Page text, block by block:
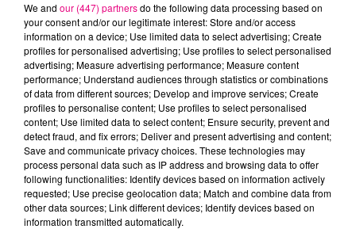
Toulouse : circulation perturbée dans le
secteur François Verdier...
We and our (447) partnersdo the following data processing based on
your consent and/or our legitimate interest: Store and/or access
information on a device; Use limited data to select advertising; Create
profiles for personalised advertising; Use profiles to select personalised
advertising; Measure advertising performance; Measure content
performance; Understand audiences through statistics or combinations
of data from different sources; Develop and improve services; Create
profiles to personalise content; Use profiles to select personalised
content; Use limited data to select content; Ensure security, prevent and
detect fraud, and fix errors; Deliver and present advertising and content;
Save and communicate privacy choices. These technologies may
process personal data such as IP address and browsing data to offer
following functionalities: Identify devices based on information actively
requested; Use precise geolocation data; Match and combine data from
other data sources; Link different devices; Identify devices based on
information transmitted automatically.